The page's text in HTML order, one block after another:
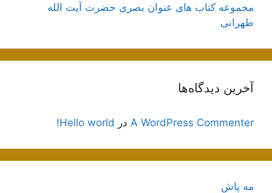
مجموعه کتاب های عنوان بصری حضرت آیت الله
طهرانی
آخرین دیدگاه‌ها
A WordPress Commenter در Hello world!
مه پاش